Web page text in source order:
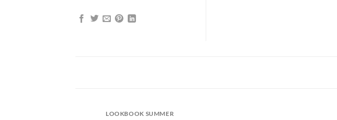
LOOKBOOK SUMMER